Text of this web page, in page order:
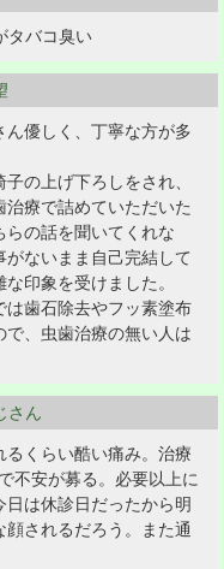
タバコ臭い
優しく、丁寧な方が多
の上げ下ろしをされ、
療で詰めていただいた
の話を聞いてくれな
ないまま自己完結して
印象を受けました。
は歯石除去やフッ素塗布
、虫歯治療の無い人は
さん
くらい酷い痛み。治療
不安が募る。必要以上に
は休診日だったから明
されるだろう。また通